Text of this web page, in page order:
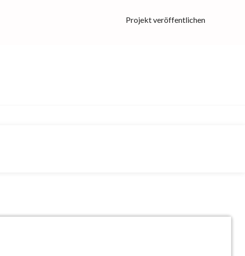
Projekt veröffentlichen